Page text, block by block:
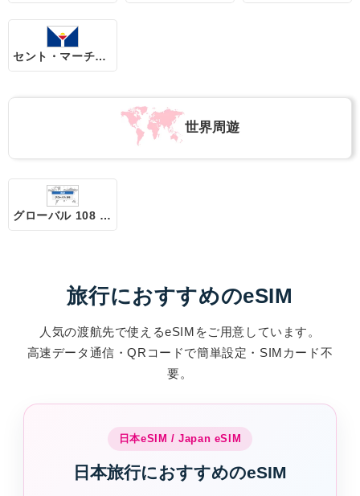
セント・マーチン島₊
世界周遊
グローバル 108 地域
旅行におすすめのeSIM
人気の渡航先で使えるeSIMをご用意しています。
高速データ通信・QRコードで簡単設定・SIMカード不
要。
日本eSIM / Japan eSIM
日本旅行におすすめのeSIM